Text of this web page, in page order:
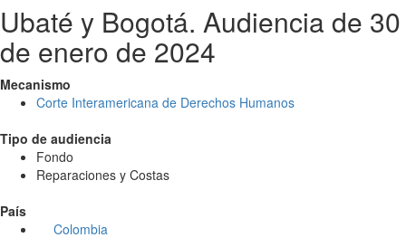
Ubaté y Bogotá. Audiencia de 30
de enero de 2024
Mecanismo
Corte Interamericana de Derechos Humanos
Tipo de audiencia
Fondo
Reparaciones y Costas
País
Colombia